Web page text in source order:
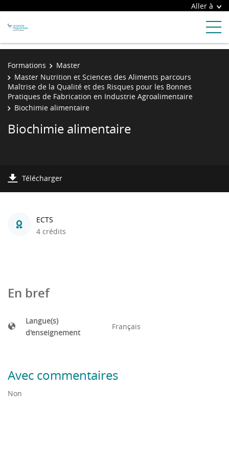
Aller à
Formations
Master
Master Nutrition et Sciences des Aliments parcours
Maîtrise de la Qualité et des Risques pour les Bonnes
Pratiques de Fabrication en Industrie Agroalimentaire
Biochimie alimentaire
Biochimie alimentaire
Télécharger
ECTS
4 crédits
En bref
Langue(s)
d'enseignement
Français
Avec commentaires
Non